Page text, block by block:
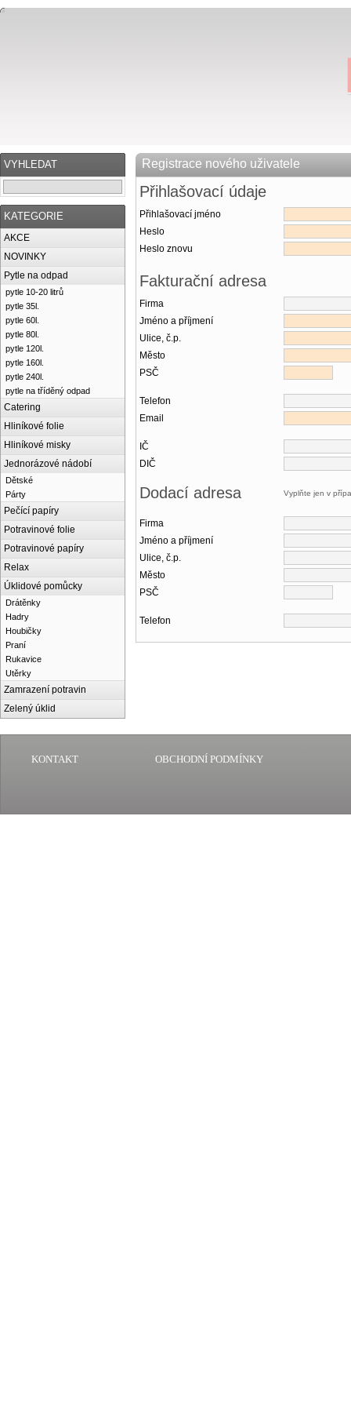
VYHLEDAT
KATEGORIE
AKCE
NOVINKY
Pytle na odpad
pytle 10-20 litrů
pytle 35l.
pytle 60l.
pytle 80l.
pytle 120l.
pytle 160l.
pytle 240l.
pytle na tříděný odpad
Catering
Hliníkové folie
Hliníkové misky
Jednorázové nádobí
Dětské
Párty
Pečící papíry
Potravinové folie
Potravinové papíry
Relax
Úklidové pomůcky
Drátěnky
Hadry
Houbičky
Praní
Rukavice
Utěrky
Zamrazení potravin
Zelený úklid
Registrace nového uživatele
Přihlašovací údaje
Přihlašovací jméno
Heslo
Heslo znovu
Fakturační adresa
Firma
Jméno a příjmení
Ulice, č.p.
Město
PSČ
Telefon
Email
IČ
DIČ
Dodací adresa Vyplňte jen v
Firma
Jméno a příjmení
Ulice, č.p.
Město
PSČ
Telefon
OBCHODNÍ PODMÍNKY
KONTAKT